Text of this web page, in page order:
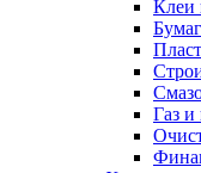
Клеи
Газ и